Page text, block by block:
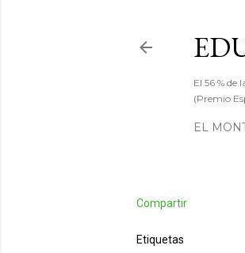
El 56 % de
(Premio
EL
Compartir
Etiquetas